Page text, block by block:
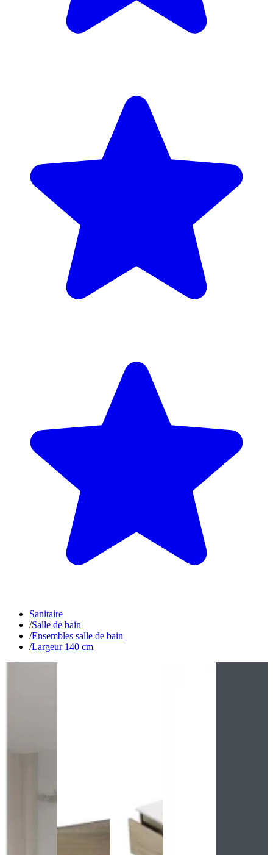
Sanitaire
/Salle de bain
/Ensembles salle de bain
/Largeur 140 cm